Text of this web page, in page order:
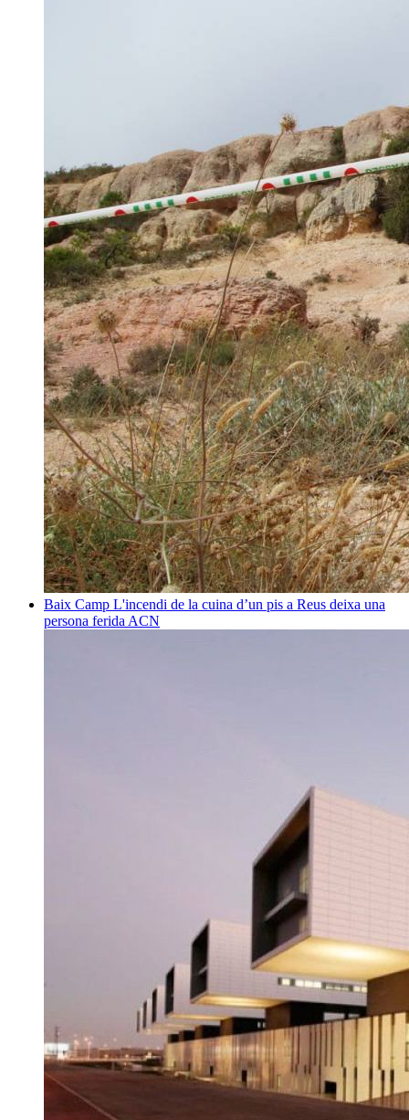
Baix Camp L'incendi de la cuina d’un pis a Reus deixa una
persona ferida ACN